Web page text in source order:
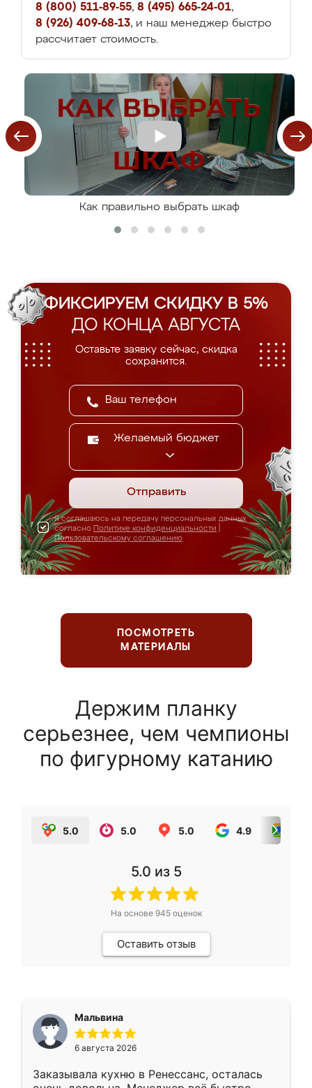
8 (800) 511-89-55, 8 (495) 665-24-01,
8 (926) 409-68-13, и наш менеджер быстро
рассчитает стоимость.
Как правильно выбрать шкаф
ФИКСИРУЕМ СКИДКУ В 5%
ДО КОНЦА АВГУСТА
Оставьте заявку сейчас, скидка
сохранится.
Желаемый бюджет
Отправить
Я соглашаюсь на передачу персональных данных
согласно Политике конфиденциальности
Пользовательскому соглашению
ПОСМОТРЕТЬ
МАТЕРИАЛЫ
Держим планку
серьезнее, чем чемпионы
по фигурному катанию
5.0 5.0 5.0 4.9
5.0 из 5
На основе 945оценок
Оставить отзыв
Мальвина
6 августа 2026
Заказывала кухню в Ренессанс, осталась